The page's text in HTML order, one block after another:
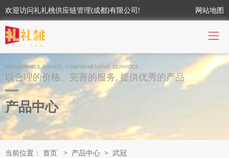
欢迎访问礼礼桃供应链管理(成都)有限公司! 网站地图
REASONABLE PRICES, COMPREHENSIVE SERVICES
以合理的价格、完善的服务, 提供优秀的产品
产品中心
当前位置： 首页 > 产品中心 > 武冠